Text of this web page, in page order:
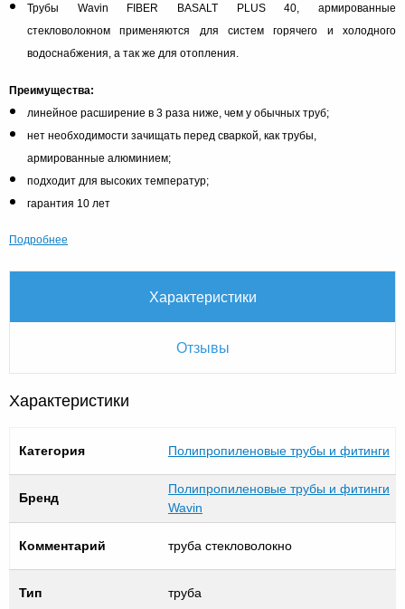
Трубы Wavin FIBER BASALT PLUS 40, армированные
стекловолокном применяются для систем горячего и холодного
водоснабжения, а так же для отопления.
Преимущества:
линейное расширение в 3 раза ниже, чем у обычных труб;
нет необходимости зачищать перед сваркой, как трубы,
армированные алюминием;
подходит для высоких температур;
гарантия 10 лет
Подробнее
Характеристики
Отзывы
Характеристики
Категория Полипропиленовые трубы и фитинги
Бренд
Полипропиленовые трубы и фитинги
Wavin
Комментарий труба стекловолокно
Тип труба